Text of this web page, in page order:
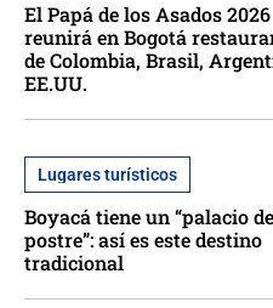
El Papá de los Asados 2026
reunirá en Bogotá
de Colombia, Brasil,
EE.UU.
Lugares turísticos
Boyacá tiene un “palacio
postre”: así es este destino
tradicional